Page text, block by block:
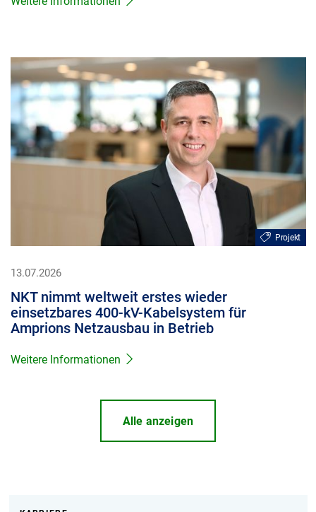
Projekt
13.07.2026
NKT nimmt weltweit erstes wieder
einsetzbares 400-kV-Kabelsystem für
Amprions Netzausbau in Betrieb
Weitere Informationen
Alle anzeigen